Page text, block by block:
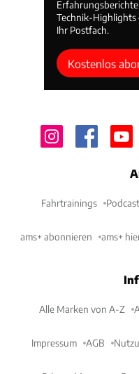
Technik-Highlights
Ihr Postfach.
Kostenlos
Fahrtrainings Podcast
ams+ abonnieren ams+
Alle Marken von A-Z
Impressum AGB